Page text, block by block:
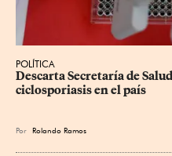
POLÍTICA
Descarta Secretaría de
ciclosporiasis en el país
Por Rolando Ramos